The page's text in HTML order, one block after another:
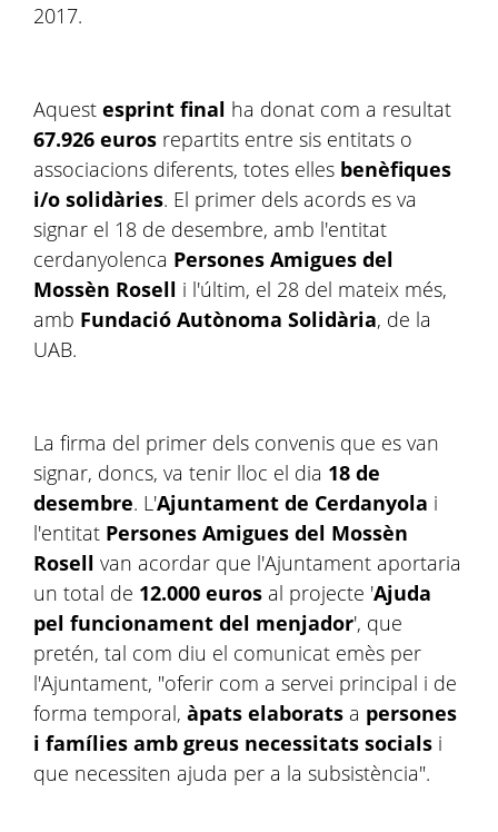
2017.
Aquest esprint final ha donat com a resultat
67.926 euros repartits entre sis entitats o
associacions diferents, totes elles benèfiques
i/o solidàries. El primer dels acords es va
signar el 18 de desembre, amb l'entitat
cerdanyolenca Persones Amigues del
Mossèn Rosell i l'últim, el 28 del mateix més,
amb Fundació Autònoma Solidària, de la
UAB.
La firma del primer dels convenis que es van
signar, doncs, va tenir lloc el dia 18 de
desembre. L'Ajuntament de Cerdanyola i
l'entitat Persones Amigues del Mossèn
Rosell van acordar que l'Ajuntament aportaria
un total de 12.000 euros al projecte 'Ajuda
pel funcionament del menjador', que
pretén, tal com diu el comunicat emès per
l'Ajuntament, "oferir com a servei principal i de
forma temporal, àpats elaborats a persones
i famílies amb greus necessitats socials i
que necessiten ajuda per a la subsistència".